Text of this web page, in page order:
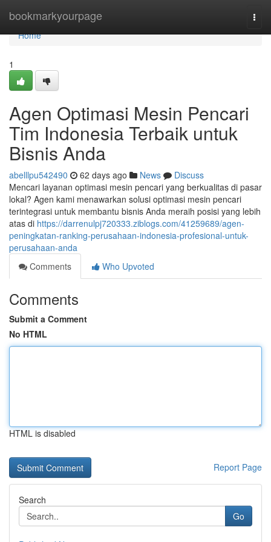
bookmarkyourpage
Home
Home
1
Agen Optimasi Mesin Pencari
Tim Indonesia Terbaik untuk
Bisnis Anda
abelllpu542490 62 days ago News
Discuss
Mencari layanan optimasi mesin pencari yang berkualitas di pasar
lokal? Agen kami menawarkan solusi optimasi mesin pencari
terintegrasi untuk membantu bisnis Anda meraih posisi yang lebih
atas di https://darrenulpj720333.ziblogs.com/41259689/agen-
peningkatan-ranking-perusahaan-indonesia-profesional-untuk-
perusahaan-anda
Comments
Who Upvoted
Comments
Submit a Comment
No HTML
HTML is disabled
Report Page
Search
Go